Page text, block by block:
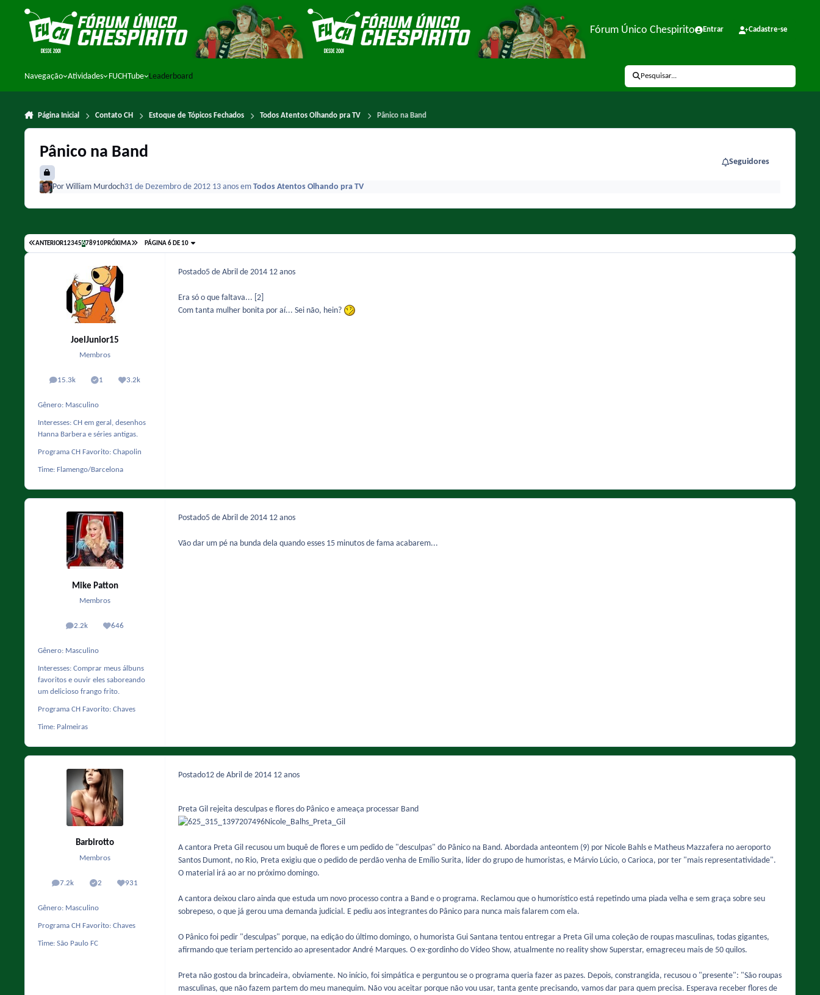
Ir para conteúdo
Fórum Único Chespirito Entrar Cadastre-se
Navegação Atividades FUCHTube Leaderboard Pesquisar...
Página Inicial Contato CH Estoque de Tópicos Fechados Todos Atentos Olhando pra TV Pânico na Band
Pânico na Band
Seguidores
Por William Murdoch31 de Dezembro de 2012 13 anos em Todos Atentos Olhando pra TV
ANTERIOR12345678910PRÓXIMA PÁGINA 6 DE 10
JoelJunior15
Membros
15.3k
posts 1
Solutions3.2k
Reputação
Gênero: Masculino
Interesses: CH em geral, desenhos
Hanna Barbera e séries antigas.
Programa CH Favorito: Chapolin
Time: Flamengo/Barcelona
Postado5 de Abril de 2014 12 anos
Era só o que faltava... [2]
Com tanta mulher bonita por aí... Sei não, hein?
Mike Patton
Membros
2.2k
posts 646
Reputação
Gênero: Masculino
Interesses: Comprar meus álbuns
favoritos e ouvir eles saboreando
um delicioso frango frito.
Programa CH Favorito: Chaves
Time: Palmeiras
Postado5 de Abril de 2014 12 anos
Vão dar um pé na bunda dela quando esses 15 minutos de fama acabarem...
Barbirotto
Membros
7.2k
posts 2
Solutions931
Reputação
Gênero: Masculino
Programa CH Favorito: Chaves
Time: São Paulo FC
Postado12 de Abril de 2014 12 anos
Preta Gil rejeita desculpas e flores do Pânico e ameaça processar Band
A cantora Preta Gil recusou um buquê de flores e um pedido de "desculpas" do Pânico na Band. Abordada anteontem (9) por Nicole Bahls e Matheus Mazzafera no aeroporto
Santos Dumont, no Rio, Preta exigiu que o pedido de perdão venha de Emílio Surita, líder do grupo de humoristas, e Márvio Lúcio, o Carioca, por ter "mais representatividade".
O material irá ao ar no próximo domingo.
A cantora deixou claro ainda que estuda um novo processo contra a Band e o programa. Reclamou que o humorístico está repetindo uma piada velha e sem graça sobre seu
sobrepeso, o que já gerou uma demanda judicial. E pediu aos integrantes do Pânico para nunca mais falarem com ela.
O Pânico foi pedir "desculpas" porque, na edição do último domingo, o humorista Gui Santana tentou entregar a Preta Gil uma coleção de roupas masculinas, todas gigantes,
afirmando que teriam pertencido ao apresentador André Marques. O ex-gordinho do Vídeo Show, atualmente no reality show Superstar, emagreceu mais de 50 quilos.
Preta não gostou da brincadeira, obviamente. No início, foi simpática e perguntou se o programa queria fazer as pazes. Depois, constrangida, recusou o "presente": "São roupas
masculinas, que não fazem partem do meu manequim. Não vou aceitar porque não vou usar, tanta gente precisando, vamos dar para quem precisa. Esperava receber flores de